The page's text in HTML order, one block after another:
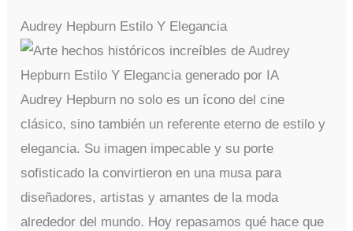
Audrey Hepburn Estilo Y Elegancia
Audrey Hepburn no solo es un ícono del cine
clásico, sino también un referente eterno de estilo y
elegancia. Su imagen impecable y su porte
sofisticado la convirtieron en una musa para
diseñadores, artistas y amantes de la moda
alrededor del mundo. Hoy repasamos qué hace que